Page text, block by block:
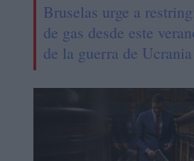
Bruselas urge a
de gas desde este
de la guerra de Ucrania